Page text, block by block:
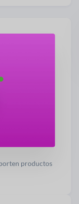
productos